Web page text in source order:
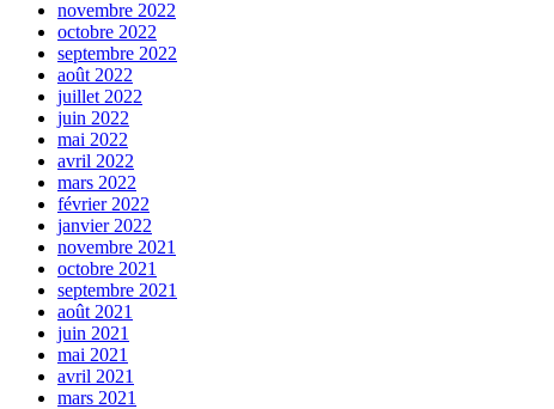
novembre 2022
octobre 2022
septembre 2022
août 2022
juillet 2022
juin 2022
mai 2022
avril 2022
mars 2022
février 2022
janvier 2022
novembre 2021
octobre 2021
septembre 2021
août 2021
juin 2021
mai 2021
avril 2021
mars 2021